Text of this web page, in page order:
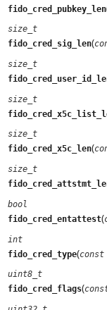
fido_cred_pubkey_len
size_t
fido_cred_sig_len(
size_t
size_t
size_t
fido_cred_x5c_len(
size_t
bool
fido_cred_entattest(
int
fido_cred_type(
uint8_t
fido_cred_flags(